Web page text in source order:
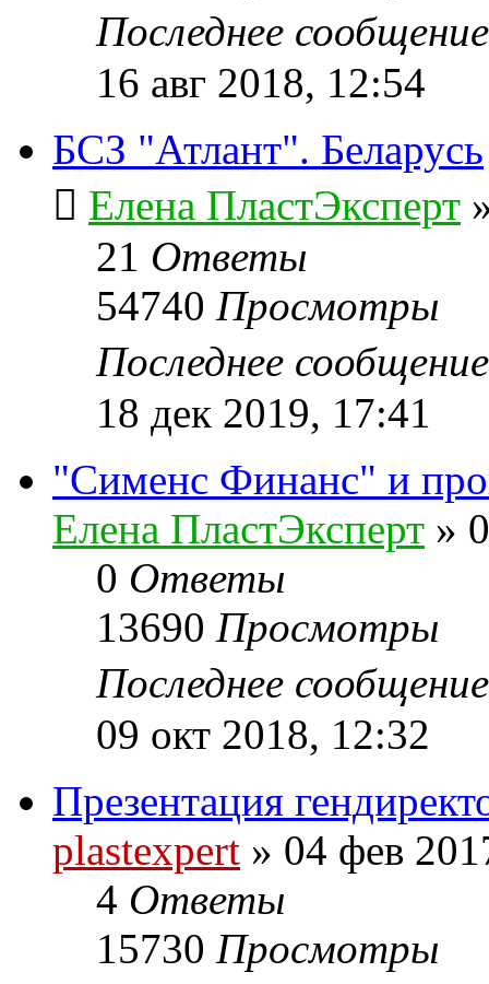
Последнее
16 авг 2018, 12:54
БСЗ "Атлант". Беларусь
Елена ПластЭксперт
21 Ответы
54740 Просмотры
Последнее
18 дек 2019, 17:41
"Сименс Финанс" и
Елена ПластЭксперт »
0 Ответы
13690 Просмотры
Последнее
09 окт 2018, 12:32
Презентация
plastexpert » 04 фев
4 Ответы
15730 Просмотры